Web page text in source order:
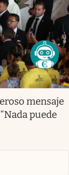
mensaje
puede